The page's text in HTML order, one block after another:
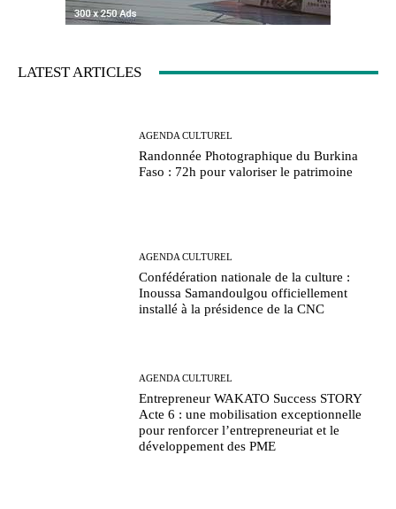
LATEST ARTICLES
AGENDA CULTUREL
Randonnée Photographique du Burkina
Faso : 72h pour valoriser le patrimoine
AGENDA CULTUREL
Confédération nationale de la culture :
Inoussa Samandoulgou officiellement
installé à la présidence de la CNC
AGENDA CULTUREL
Entrepreneur WAKATO Success STORY
Acte 6 : une mobilisation exceptionnelle
pour renforcer l’entrepreneuriat et le
développement des PME